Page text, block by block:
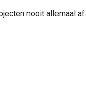
nooit allemaal